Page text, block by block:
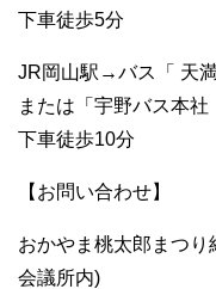
下車徒歩5分
JR岡山駅→バス「 天
または「宇野バス本社
下車徒歩10分
【お問い合わせ】
おかやま桃太郎まつ
会議所内)